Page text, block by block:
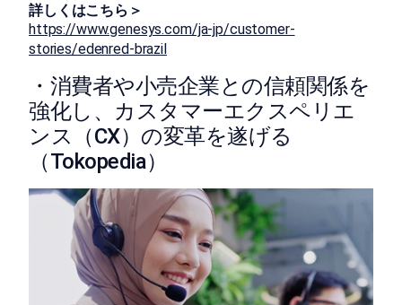
詳しくはこちら＞
https://www.genesys.com/ja-jp/customer-
stories/edenred-brazil
・消費者や小売企業との信頼関係を
強化し、カスタマーエクスペリエ
ンス（CX）の変革を遂げる
（Tokopedia）